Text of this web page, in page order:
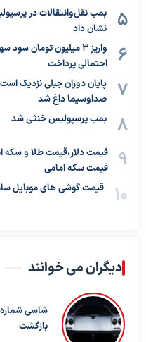
بمب نقل‌وانتقالات در
نشان داد
واریز ۳ میلیون تومان
احتمالی پرداخت
پایان دوران جبلی نزدیک
صداوسیما داغ شد
بمب پرسپولیس خنثی شد
قیمت سکه امامی
قیمت گوشی های موبایل سامسونگ
دیگران می خوانند
شاسی شماره
بازگشت